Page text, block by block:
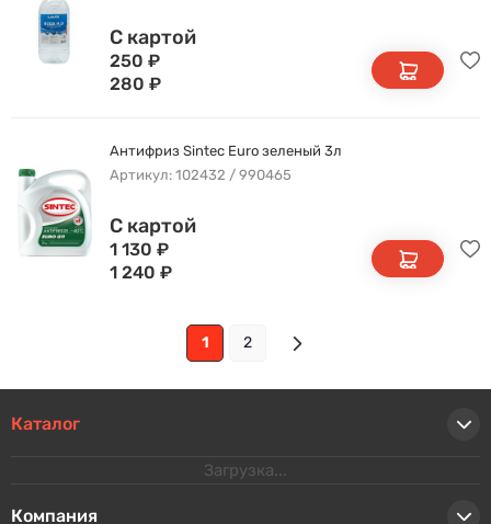
С картой
250 ₽
280 ₽
Антифриз Sintec Euro зеленый 3л
Артикул: 102432 / 990465
С картой
1 130 ₽
1 240 ₽
1 2
Каталог
Загрузка...
Компания